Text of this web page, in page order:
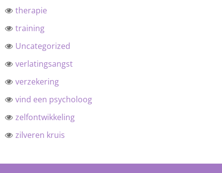
therapie
training
Uncategorized
verlatingsangst
verzekering
vind een psycholoog
zelfontwikkeling
zilveren kruis